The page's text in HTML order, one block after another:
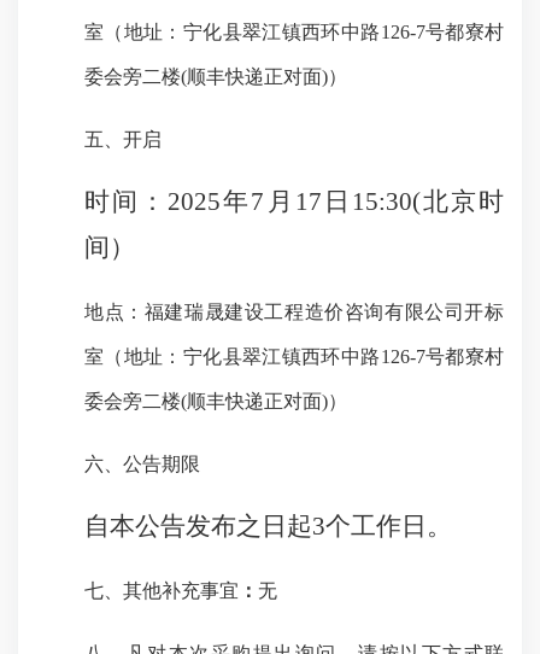
室（地址： 宁化县翠江镇西环中路126-7号都寮村
委会旁二楼(顺丰快递正对面)）
五、开启
时间： 2025年7月17日15:30(北京时
间）
地点 ： 福建瑞晟建设工程造价咨询有限公司开标
室（地址： 宁化县翠江镇西环中路126-7号都寮村
委会旁二楼(顺丰快递正对面)）
六、公告期限
自本公告发布之日起3个工作日。
七、其他补充事宜 ： 无